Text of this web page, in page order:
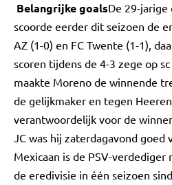
Belangrijke goalsDe 29-
scoorde eerder dit seizoen de
AZ (1-0) en FC Twente (1-1),
scoren tijdens de 4-3 zege op
maakte Moreno de winnende
de gelijkmaker en tegen
verantwoordelijk voor de
JC was hij zaterdagavond goed
Mexicaan is de PSV-
de eredivisie in één seizoen